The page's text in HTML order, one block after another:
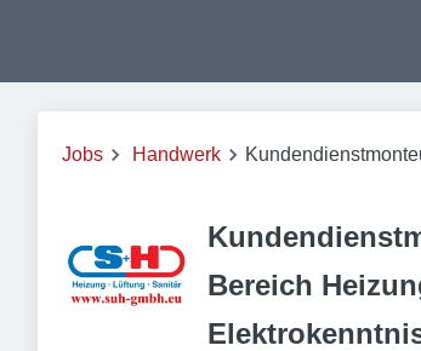
Jobs Handwerk
Bereich